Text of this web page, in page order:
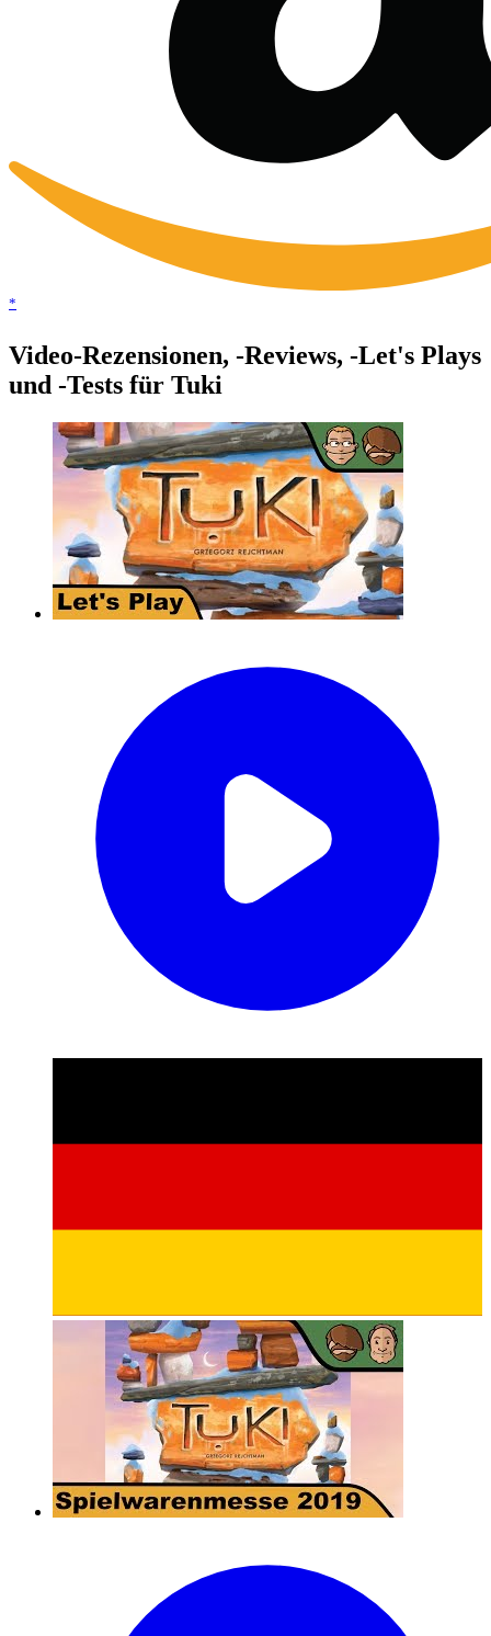
*
Video-Rezensionen, -Reviews, -Let's Plays
und -Tests für Tuki